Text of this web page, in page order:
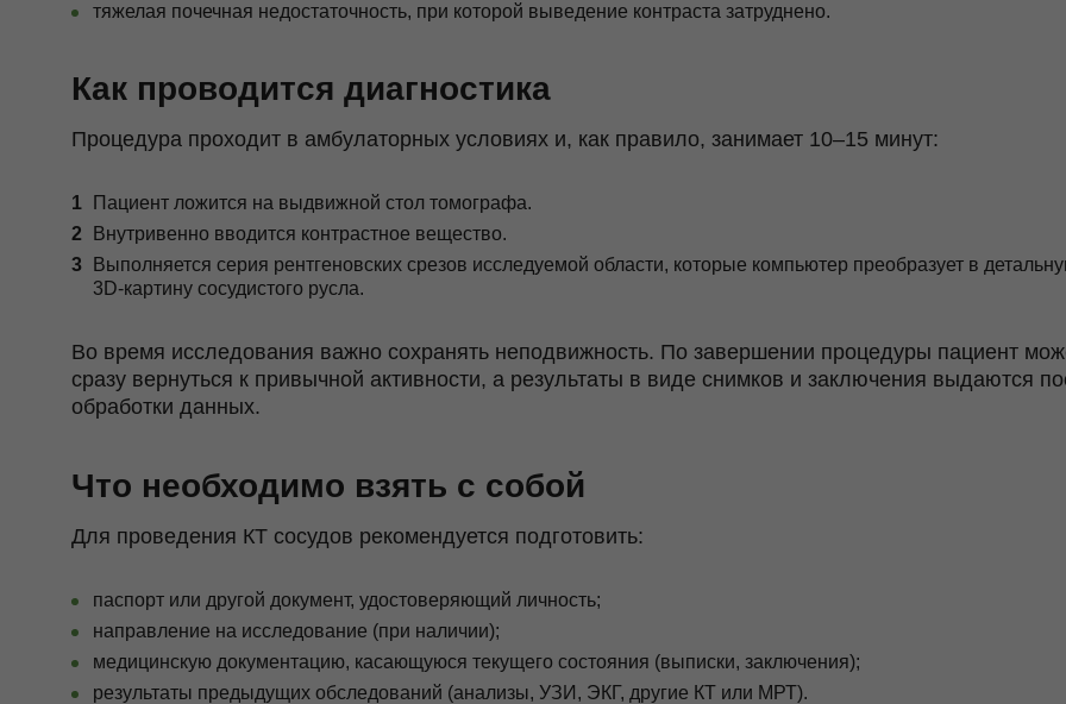
тяжелая почечная недостаточность, при которой выведение контраста затруднено.
Как проводится диагностика
Процедура проходит в амбулаторных условиях и, как правило, занимает 10–15 минут:
Пациент ложится на выдвижной стол томографа.
Внутривенно вводится контрастное вещество.
Выполняется серия рентгеновских срезов исследуемой области, которые компьютер преобразует в
3D‑картину сосудистого русла.
Во время исследования важно сохранять неподвижность. По завершении процедуры пациент
сразу вернуться к привычной активности, а результаты в виде снимков и заключения выдаются
обработки данных.
Что необходимо взять с собой
Для проведения КТ сосудов рекомендуется подготовить:
паспорт или другой документ, удостоверяющий личность;
направление на исследование (при наличии);
медицинскую документацию, касающуюся текущего состояния (выписки, заключения);
результаты предыдущих обследований (анализы, УЗИ, ЭКГ, другие КТ или МРТ).